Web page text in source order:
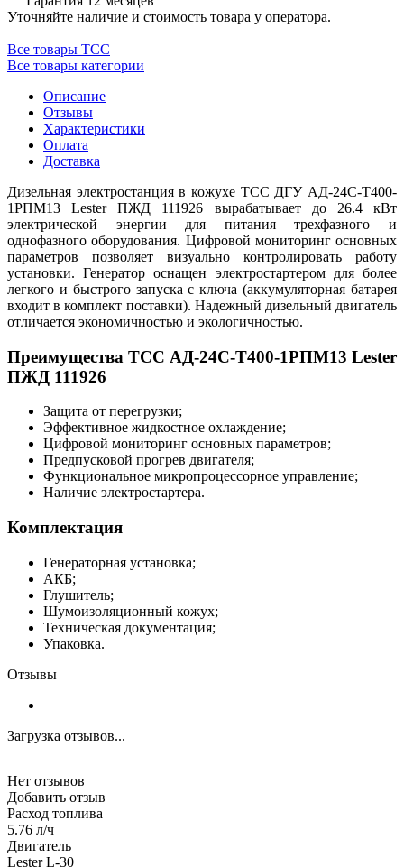
Уточняйте наличие и стоимость товара у оператора.
Все товары ТСС
Все товары категории
Описание
Отзывы
Характеристики
Оплата
Доставка
Дизельная электростанция в кожухе ТСС ДГУ АД-24С-Т400-
1РПМ13 Lester ПЖД 111926 вырабатывает до 26.4 кВт
электрической энергии для питания трехфазного и
однофазного оборудования. Цифровой мониторинг основных
параметров позволяет визуально контролировать работу
установки. Генератор оснащен электростартером для более
легкого и быстрого запуска с ключа (аккумуляторная батарея
входит в комплект поставки). Надежный дизельный двигатель
отличается экономичностью и экологичностью.
Преимущества ТСС АД-24С-Т400-1РПМ13 Lester
ПЖД 111926
Защита от перегрузки;
Эффективное жидкостное охлаждение;
Цифровой мониторинг основных параметров;
Предпусковой прогрев двигателя;
Функциональное микропроцессорное управление;
Наличие электростартера.
Комплектация
Генераторная установка;
АКБ;
Глушитель;
Шумоизоляционный кожух;
Техническая документация;
Упаковка.
Отзывы
Загрузка отзывов...
Нет отзывов
Добавить отзыв
Расход топлива
5.76 л/ч
Двигатель
Lester L-30